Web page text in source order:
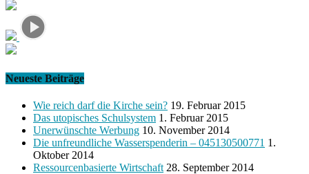
Neueste Beiträge
Wie reich darf die Kirche sein? 19. Februar 2015
Das utopisches Schulsystem 1. Februar 2015
Unerwünschte Werbung 10. November 2014
Die unfreundliche Wasserspenderin – 045130500771 1.
Oktober 2014
Ressourcenbasierte Wirtschaft 28. September 2014